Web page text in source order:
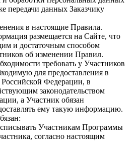
передачи данных Заказчику
в настоящие Правила.
размещается на Сайте, что
и достаточным способом
об изменении Правил.
требовать у Участников
для предоставления в
Федерации, в
законодательством
а Участник обязан
ему такую информацию.
Участникам Программы
согласно настоящим